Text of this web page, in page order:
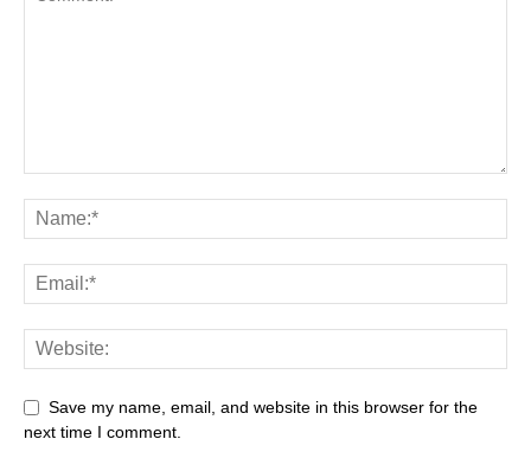
Save my name, email, and website in this browser for the
next time I comment.